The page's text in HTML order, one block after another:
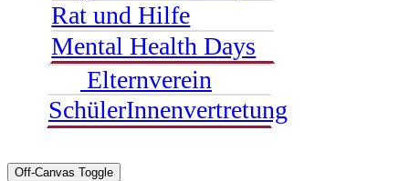
Rat und Hilfe
Mental Health Days
Elternverein
SchülerInnenvertretung
Off-Canvas Toggle